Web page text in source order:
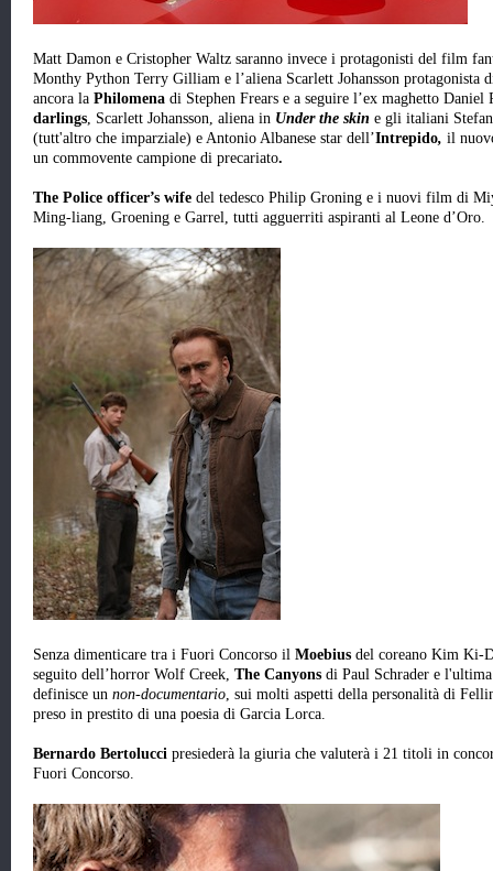
Matt Damon e Cristopher Waltz saranno invece i protagonisti del film
Monthy Python Terry Gilliam e l’aliena Scarlett Johansson protagonista
ancora la Philomena di Stephen Frears e a seguire l’ex maghetto Daniel
darlings, Scarlett Johansson, aliena in Under the skin e gli italiani
(tutt'altro che imparziale) e Antonio Albanese star dell’Intrepido, il
un commovente campione di precariato.
The Police officer’s wife del tedesco Philip Groning e i nuovi film di
Ming-liang, Groening e Garrel, tutti agguerriti aspiranti al Leone d’Oro.
Senza dimenticare tra i Fuori Concorso il Moebius del coreano Kim Ki-
seguito dell’horror Wolf Creek, The Canyons di Paul Schrader e
definisce un non-documentario, sui molti aspetti della personalità di
preso in prestito di una poesia di Garcia Lorca.
Bernardo Bertolucci presiederà la giuria che valuterà i 21 titoli in
Fuori Concorso.